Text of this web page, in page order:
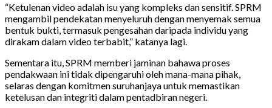
“Ketulenan video adalah isu yang kompleks dan sensitif. SPRM
mengambil pendekatan menyeluruh dengan menyemak semua
bentuk bukti, termasuk pengesahan daripada individu yang
dirakam dalam video terbabit,” katanya lagi.
Sementara itu, SPRM memberi jaminan bahawa proses
pendakwaan ini tidak dipengaruhi oleh mana-mana pihak,
selaras dengan komitmen suruhanjaya untuk memastikan
ketelusan dan integriti dalam pentadbiran negeri.